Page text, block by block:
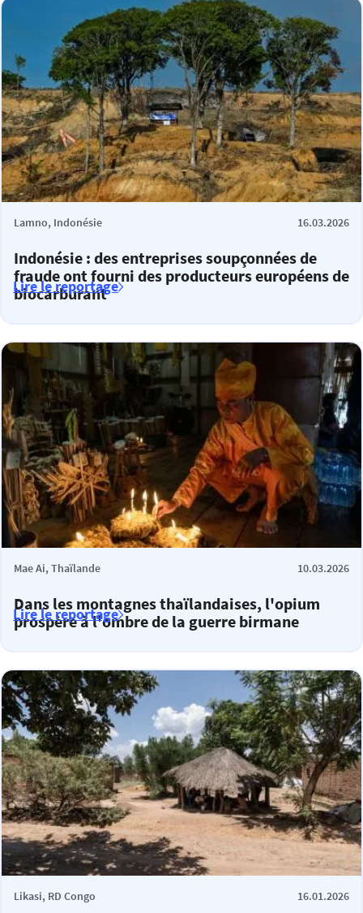
Lamno, Indonésie 16.03.2026
Indonésie : des entreprises soupçonnées de
fraude ont fourni des producteurs européens de
biocarburant
Lire le reportage
Mae Ai, Thaïlande 10.03.2026
Dans les montagnes thaïlandaises, l'opium
prospère à l'ombre de la guerre birmane
Lire le reportage
Likasi, RD Congo 16.01.2026